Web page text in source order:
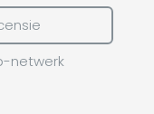
netwerk